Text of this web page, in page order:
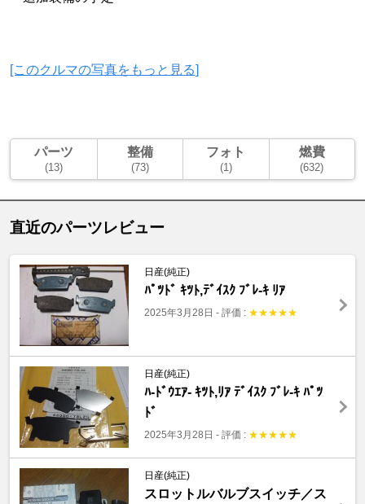
[このクルマの写真をもっと見る]
パーツ
(13)
整備
(73)
フォト
(1)
燃費
(632)
直近のパーツレビュー
日産(純正)
ﾊﾟﾂﾄﾞ ｷﾂﾄ,ﾃﾞｲｽｸ ﾌﾞﾚ-ｷ ﾘｱ
2025年3月28日 - 評価 : ★★★★★
日産(純正)
ﾊ-ﾄﾞｳｴｱ- ｷﾂﾄ,ﾘｱ ﾃﾞｲｽｸ ﾌﾞﾚ-ｷ ﾊﾟﾂ
ﾄﾞ
2025年3月28日 - 評価 : ★★★★★
日産(純正)
スロットルバルブスイッチ／ス